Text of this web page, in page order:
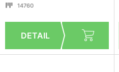
14760